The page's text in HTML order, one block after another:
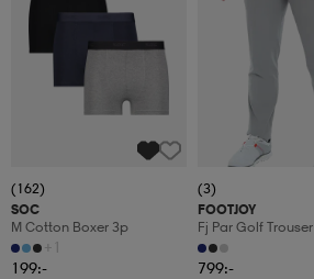
(162)
SOC
M Cotton Boxer 3p
+1
199:-
(3)
FOOTJOY
Fj Par Golf Trouser
799:-